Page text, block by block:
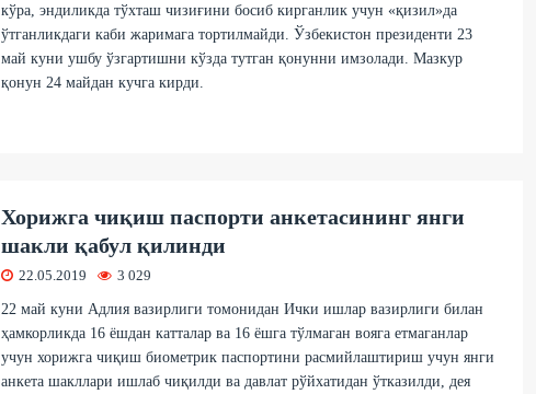
кўра, эндиликда тўхташ чизиғини босиб кирганлик учун «қизил»да
ўтганликдаги каби жаримага тортилмайди. Ўзбекистон президенти 23
май куни ушбу ўзгартишни кўзда тутган қонунни имзолади. Мазкур
қонун 24 майдан кучга кирди.
Хорижга чиқиш паспорти анкетасининг янги
шакли қабул қилинди
22.05.2019 3 029
22 май куни Адлия вазирлиги томонидан Ички ишлар вазирлиги билан
ҳамкорликда 16 ёшдан катталар ва 16 ёшга тўлмаган вояга етмаганлар
учун хорижга чиқиш биометрик паспортини расмийлаштириш учун янги
анкета шакллари ишлаб чиқилди ва давлат рўйхатидан ўтказилди, дея